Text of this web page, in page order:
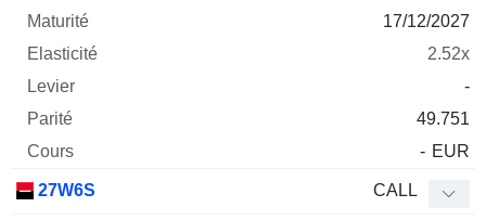
17/12/2027
2.52x
-
49.751
- EUR
27W6S CALL